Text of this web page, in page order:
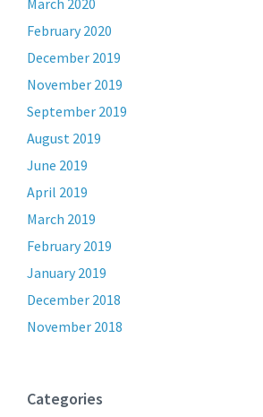
February 2020
December 2019
November 2019
September 2019
August 2019
June 2019
April 2019
March 2019
February 2019
January 2019
December 2018
November 2018
Categories